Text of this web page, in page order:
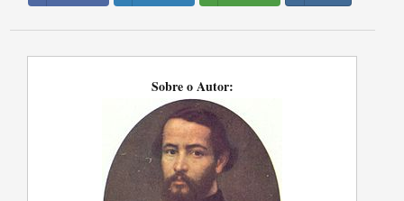
Sobre o Autor: